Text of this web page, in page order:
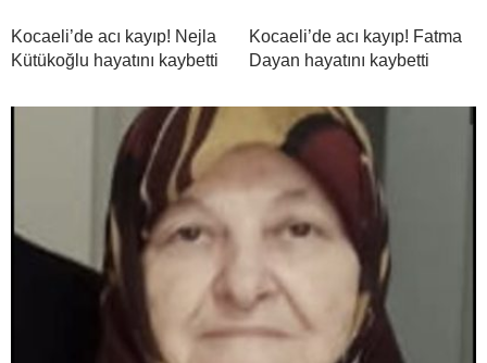
Kocaeli’de acı kayıp! Nejla
Kütükoğlu hayatını kaybetti
Kocaeli’de acı kayıp! Fatma
Dayan hayatını kaybetti